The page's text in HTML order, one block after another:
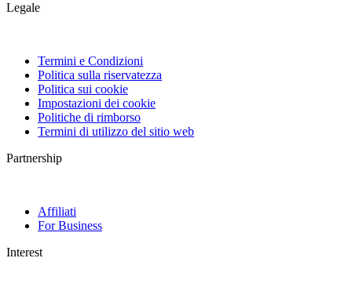
Legale
Termini e Condizioni
Politica sulla riservatezza
Politica sui cookie
Impostazioni dei cookie
Politiche di rimborso
Termini di utilizzo del sitio web
Partnership
Affiliati
For Business
Interest